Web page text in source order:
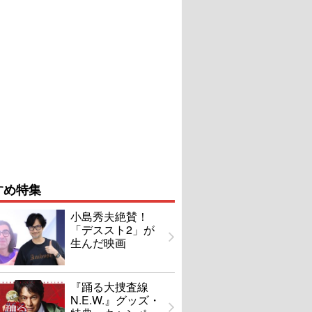
特集
小島秀夫絶賛！
「デススト2」が
生んだ映画
『踊る大捜査線
N.E.W.』グッズ・